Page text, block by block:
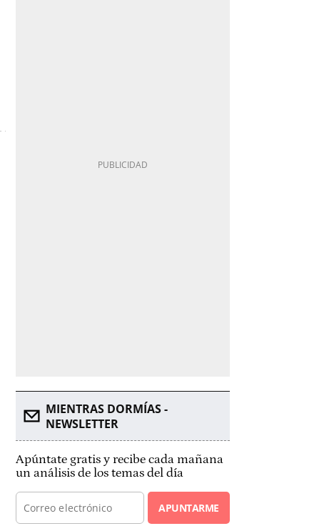
MIENTRAS DORMÍAS -
NEWSLETTER
Apúntate gratis y recibe cada mañana
un análisis de los temas del día
APUNTARME